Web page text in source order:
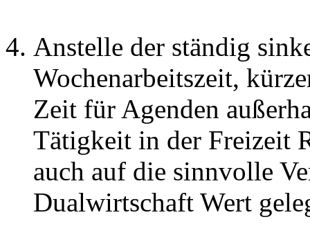
Anstelle der ständig
Wochenarbeitszeit,
Zeit für Agenden
Tätigkeit in der Freizeit
auch auf die sinnvolle
Dualwirtschaft Wert